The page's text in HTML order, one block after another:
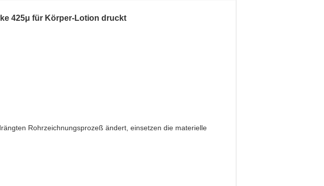
425μ für Körper-Lotion druckt
Rohrzeichnungsprozeß ändert, einsetzen die materielle